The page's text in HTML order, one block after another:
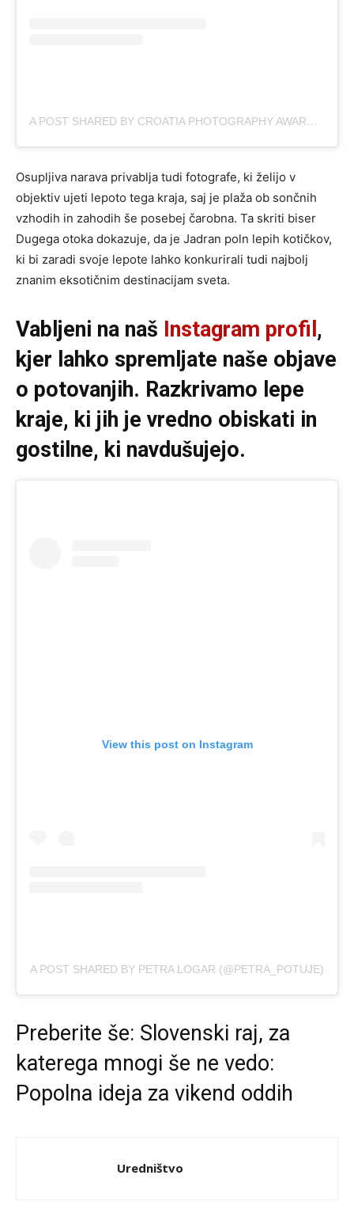
A POST SHARED BY CROATIA PHOTOGRAPHY AWARDS (@CROATIAPHOTOGRAPHYAWARDS)
Osupljiva narava privablja tudi fotografe, ki želijo v
objektiv ujeti lepoto tega kraja, saj je plaža ob sončnih
vzhodih in zahodih še posebej čarobna. Ta skriti biser
Dugega otoka dokazuje, da je Jadran poln lepih kotičkov,
ki bi zaradi svoje lepote lahko konkurirali tudi najbolj
znanim eksotičnim destinacijam sveta.
Vabljeni na naš Instagram profil ,
kjer lahko spremljate naše objave
o potovanjih. Razkrivamo lepe
kraje, ki jih je vredno obiskati in
gostilne, ki navdušujejo.
View this post on Instagram
A POST SHARED BY PETRA LOGAR (@PETRA_POTUJE)
Preberite še: Slovenski raj, za
katerega mnogi še ne vedo:
Popolna ideja za vikend oddih
Uredništvo